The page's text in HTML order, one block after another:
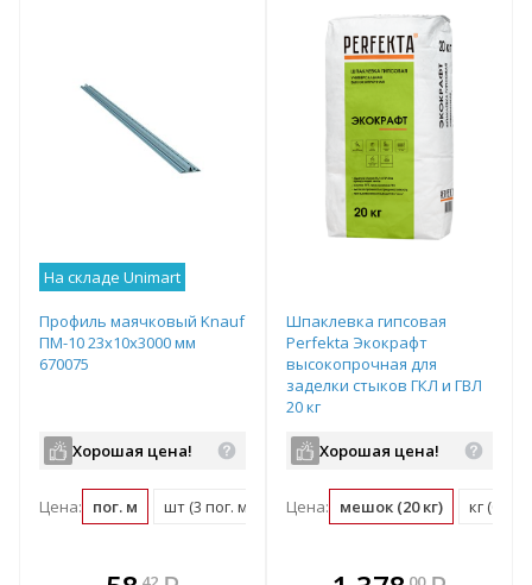
На складе Unimart
Профиль маячковый Knauf
ПМ-10 23х10х3000 мм
670075
Хорошая цена!
Цена: пог. м шт (3 пог. м)
В комплекте
Шпаклевка гипсовая
Perfekta Экокрафт
высокопрочная для
заделки стыков ГКЛ и ГВЛ
20 кг
Хорошая цена!
Цена: мешок (20 кг) кг (0.05
В комплекте